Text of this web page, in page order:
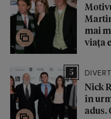
mai
viața
5
Nick
în
adus.